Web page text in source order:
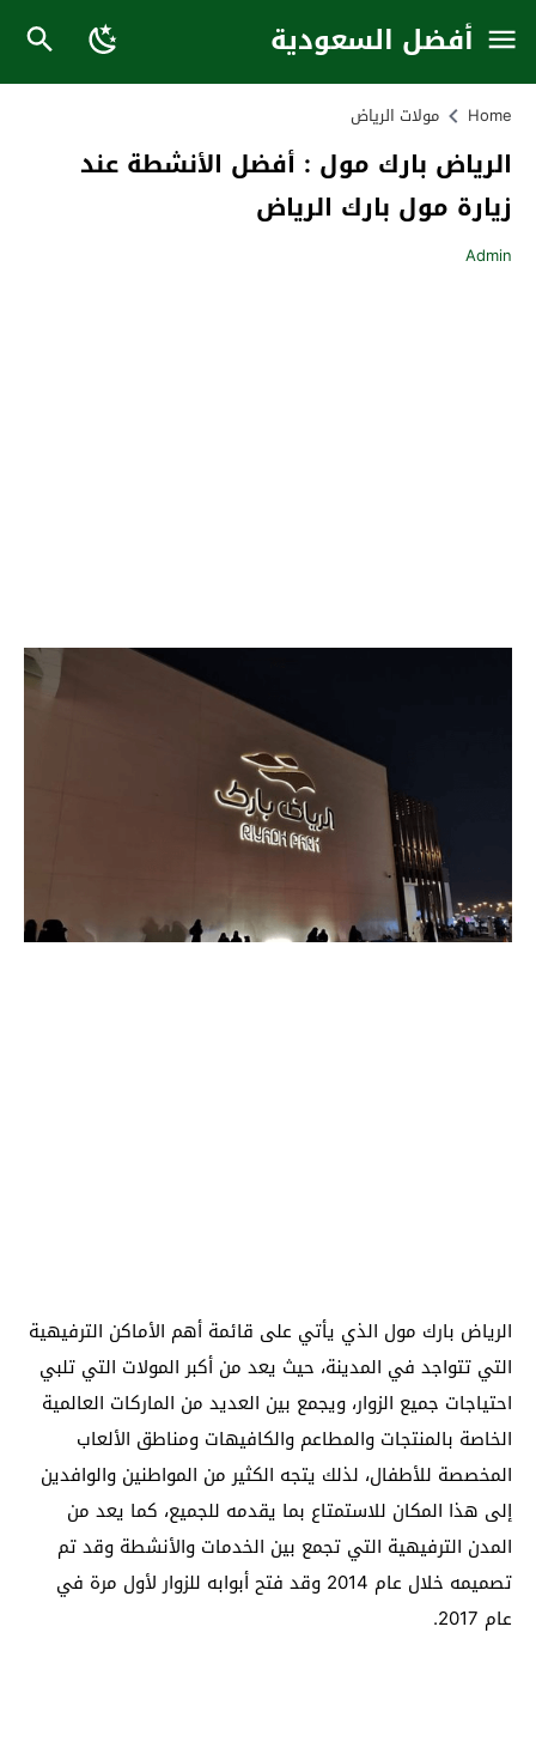
أفضل السعودية
Home مولات الرياض
الرياض بارك مول : أفضل الأنشطة عند
زيارة مول بارك الرياض
Admin
الرياض بارك مول الذي يأتي على قائمة أهم الأماكن الترفيهية
التي تتواجد في المدينة، حيث يعد من أكبر المولات التي تلبي
احتياجات جميع الزوار، ويجمع بين العديد من الماركات العالمية
الخاصة بالمنتجات والمطاعم والكافيهات ومناطق الألعاب
المخصصة للأطفال، لذلك يتجه الكثير من المواطنين والوافدين
إلى هذا المكان للاستمتاع بما يقدمه للجميع، كما يعد من
المدن الترفيهية التي تجمع بين الخدمات والأنشطة وقد تم
تصميمه خلال عام 2014 وقد فتح أبوابه للزوار لأول مرة في
عام 2017.